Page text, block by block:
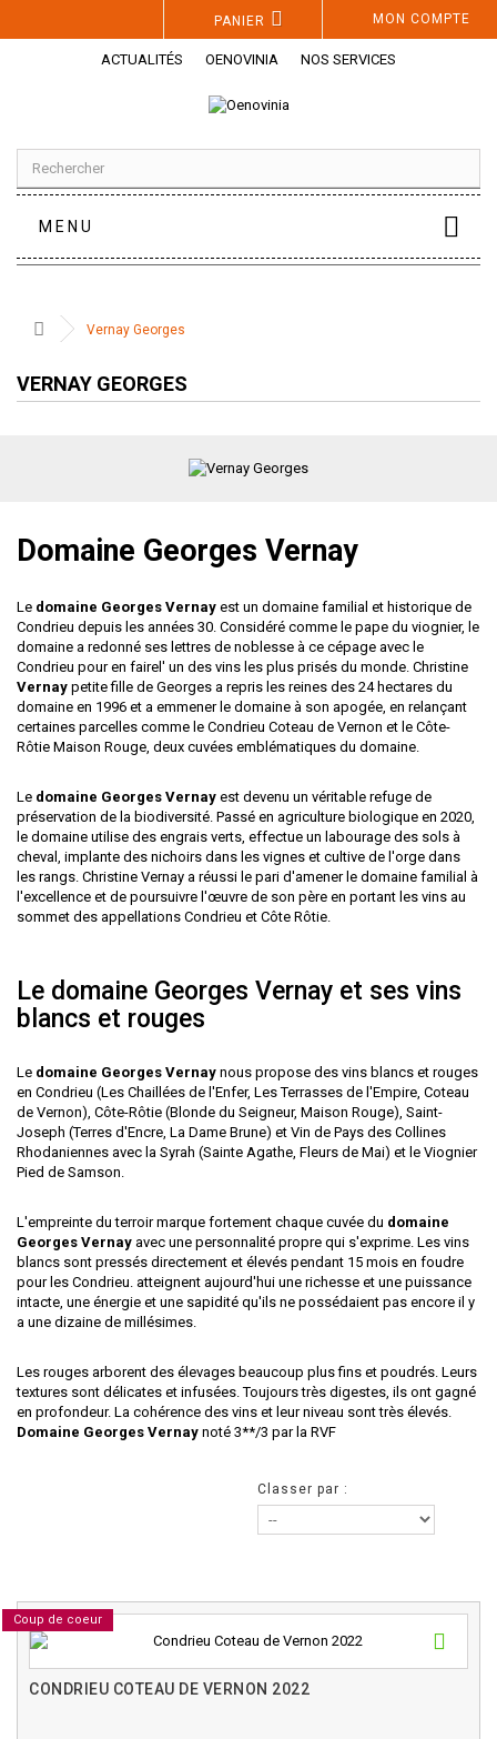
MON COMPTE
PANIER
ACTUALITÉS OENOVINIA NOS SERVICES
MENU
Vernay Georges
VERNAY GEORGES
Domaine Georges Vernay
Le domaine Georges Vernay est un domaine familial et historique de
Condrieu depuis les années 30. Considéré comme le pape du viognier, le
domaine a redonné ses lettres de noblesse à ce cépage avec le
Condrieu pour en fairel' un des vins les plus prisés du monde. Christine
Vernay petite fille de Georges a repris les reines des 24 hectares du
domaine en 1996 et a emmener le domaine à son apogée, en relançant
certaines parcelles comme le Condrieu Coteau de Vernon et le Côte-
Rôtie Maison Rouge, deux cuvées emblématiques du domaine.
Le domaine Georges Vernay est devenu un véritable refuge de
préservation de la biodiversité. Passé en agriculture biologique en 2020,
le domaine utilise des engrais verts, effectue un labourage des sols à
cheval, implante des nichoirs dans les vignes et cultive de l'orge dans
les rangs. Christine Vernay a réussi le pari d'amener le domaine familial à
l'excellence et de poursuivre l'œuvre de son père en portant les vins au
sommet des appellations Condrieu et Côte Rôtie.
Le domaine Georges Vernay et ses vins
blancs et rouges
Le domaine Georges Vernay nous propose des vins blancs et rouges
en Condrieu (Les Chaillées de l'Enfer, Les Terrasses de l'Empire, Coteau
de Vernon), Côte-Rôtie (Blonde du Seigneur, Maison Rouge), Saint-
Joseph (Terres d'Encre, La Dame Brune) et Vin de Pays des Collines
Rhodaniennes avec la Syrah (Sainte Agathe, Fleurs de Mai) et le Viognier
Pied de Samson.
L'empreinte du terroir marque fortement chaque cuvée du domaine
Georges Vernay avec une personnalité propre qui s'exprime. Les vins
blancs sont pressés directement et élevés pendant 15 mois en foudre
pour les Condrieu. atteignent aujourd'hui une richesse et une puissance
intacte, une énergie et une sapidité qu'ils ne possédaient pas encore il y
a une dizaine de millésimes.
Les rouges arborent des élevages beaucoup plus fins et poudrés. Leurs
textures sont délicates et infusées. Toujours très digestes, ils ont gagné
en profondeur. La cohérence des vins et leur niveau sont très élevés.
Domaine Georges Vernay noté 3**/3 par la RVF
Classer par :
Coup de coeur
CONDRIEU COTEAU DE VERNON 2022